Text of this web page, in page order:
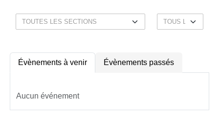
Évènements à venir Évènements passés
Aucun événement